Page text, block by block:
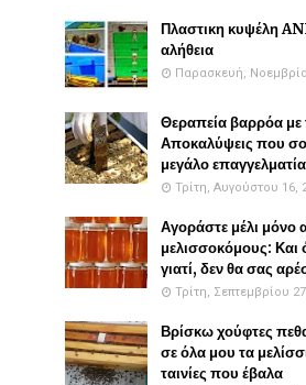
Πλαστικη κυψέλη
αλήθεια
Παρασκευή,
Θεραπεία βαρρόα με
Αποκαλύψεις που
μεγάλο
Τρίτη, Αυγούστου 16,
Αγοράστε μέλι μόνο
μελισσοκόμους: Και
γιατί, δεν θα σας
Τρίτη, Σεπτεμβρίου
Βρίσκω χούφτες
σε όλα μου τα
ταινίες που έβαλα